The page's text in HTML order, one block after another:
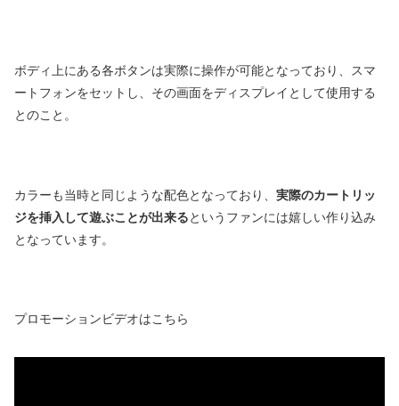
ボディ上にある各ボタンは実際に操作が可能となっており、スマ
ートフォンをセットし、その画面をディスプレイとして使用する
とのこと。
カラーも当時と同じような配色となっており、 実際のカートリッ
ジを挿入して遊ぶことが出来るというファンには嬉しい作り込み
となっています。
プロモーションビデオはこちら